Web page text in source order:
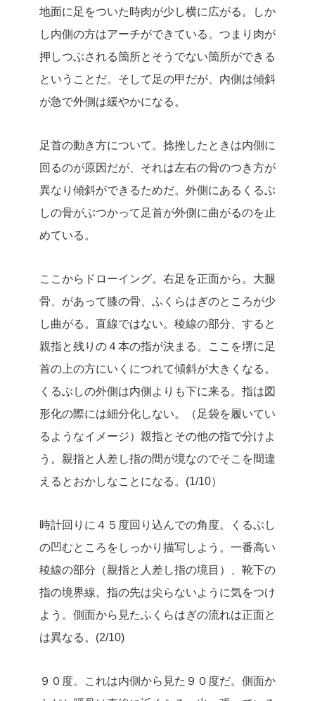
地面に足をついた時肉が少し横に広がる。しか
し内側の方はアーチができている。つまり肉が
押しつぶされる箇所とそうでない箇所ができる
ということだ。そして足の甲だが、内側は傾斜
が急で外側は緩やかになる。
足首の動き方について。捻挫したときは内側に
回るのが原因だが、それは左右の骨のつき方が
異なり傾斜ができるためだ。外側にあるくるぶ
しの骨がぶつかって足首が外側に曲がるのを止
めている。
ここからドローイング。右足を正面から。大腿
骨、があって膝の骨、ふくらはぎのところが少
し曲がる。直線ではない。稜線の部分、すると
親指と残りの４本の指が決まる。ここを堺に足
首の上の方にいくにつれて傾斜が大きくなる。
くるぶしの外側は内側よりも下に来る。指は図
形化の際には細分化しない。（足袋を履いてい
るようなイメージ）親指とその他の指で分けよ
う。親指と人差し指の間が境なのでそこを間違
えるとおかしなことになる。(1/10）
時計回りに４５度回り込んでの角度。くるぶし
の凹むところをしっかり描写しよう。一番高い
稜線の部分（親指と人差し指の境目）、靴下の
指の境界線。指の先は尖らないように気をつけ
よう。側面から見たふくらはぎの流れは正面と
は異なる。(2/10)
９０度。これは内側から見た９０度だ。側面か